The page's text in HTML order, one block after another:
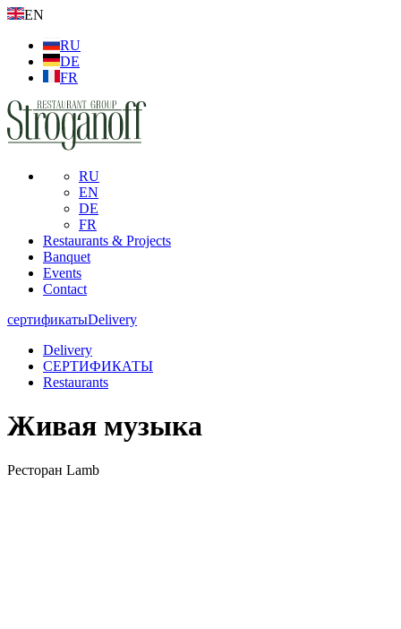
EN
RU
DE
FR
RU
EN
DE
FR
Restaurants & Projects
Banquet
Events
Contact
сертификатыDelivery
Delivery
СЕРТИФИКАТЫ
Restaurants
Живая музыка
Ресторан Lamb